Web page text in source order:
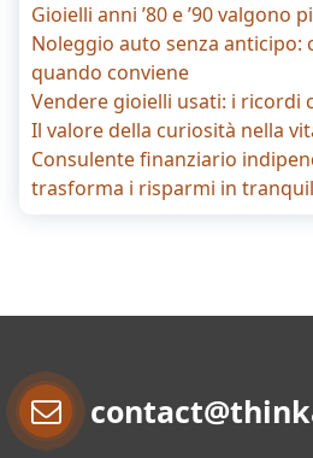
Gioielli anni ’80 e ’90 valgono
Noleggio auto senza anticipo:
quando conviene
Vendere gioielli usati: i ricordi
Il valore della curiosità nella
Consulente finanziario
trasforma i risparmi in